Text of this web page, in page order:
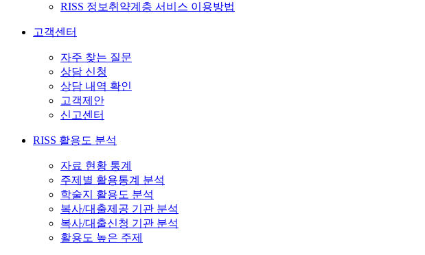
RISS 정보취약계층 서비스 이용방법
고객센터
자주 찾는 질문
상담 신청
상담 내역 확인
고객제안
신고센터
RISS 활용도 분석
자료 현황 통계
주제별 활용통계 분석
학술지 활용도 분석
복사/대출제공 기관 분석
복사/대출신청 기관 분석
활용도 높은 주제